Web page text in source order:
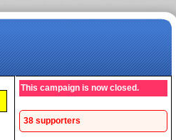
This campaign is now closed.
38 supporters